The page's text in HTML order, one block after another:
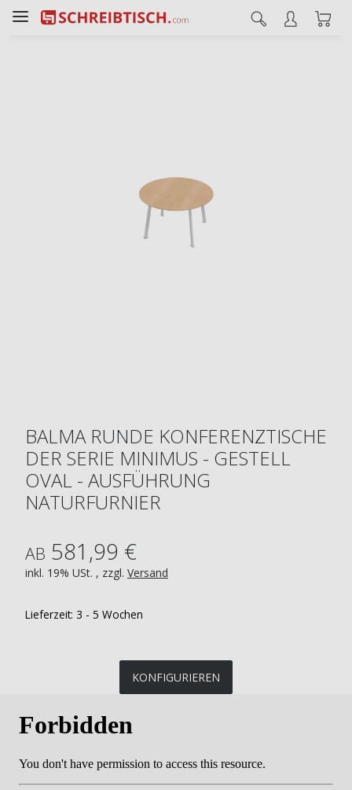
BALMA RUNDE KONFERENZTISCHE
DER SERIE MINIMUS - GESTELL
OVAL - AUSFÜHRUNG
NATURFURNIER
AB 581,99 €
inkl. 19% USt. , zzgl. Versand
Lieferzeit: 3 - 5 Wochen
KONFIGURIEREN